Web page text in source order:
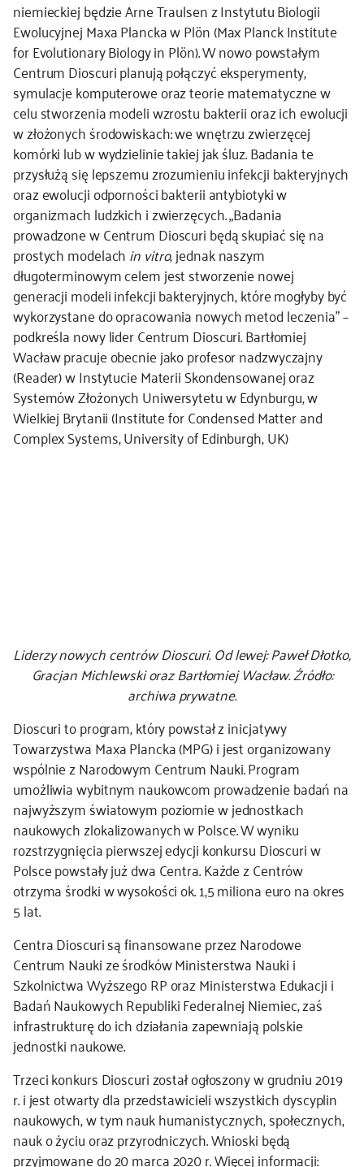
niemieckiej będzie Arne Traulsen z Instytutu Biologii
Ewolucyjnej Maxa Plancka w Plön (Max Planck Institute
for Evolutionary Biology in Plön). W nowo powstałym
Centrum Dioscuri planują połączyć eksperymenty,
symulacje komputerowe oraz teorie matematyczne w
celu stworzenia modeli wzrostu bakterii oraz ich ewolucji
w złożonych środowiskach: we wnętrzu zwierzęcej
komórki lub w wydzielinie takiej jak śluz. Badania te
przysłużą się lepszemu zrozumieniu infekcji bakteryjnych
oraz ewolucji odporności bakterii antybiotyki w
organizmach ludzkich i zwierzęcych. „Badania
prowadzone w Centrum Dioscuri będą skupiać się na
prostych modelachin vitro, jednak naszym
długoterminowym celem jest stworzenie nowej
generacji modeli infekcji bakteryjnych, które mogłyby być
wykorzystane do opracowania nowych metod leczenia” –
podkreśla nowy lider Centrum Dioscuri. Bartłomiej
Wacław pracuje obecnie jako profesor nadzwyczajny
(Reader) w Instytucie Materii Skondensowanej oraz
Systemów Złożonych Uniwersytetu w Edynburgu, w
Wielkiej Brytanii (Institute for Condensed Matter and
Complex Systems, University of Edinburgh, UK)
Liderzy nowych centrów Dioscuri. Od lewej: Paweł Dłotko,
Gracjan Michlewski oraz Bartłomiej Wacław. Źródło:
archiwa prywatne.
Dioscuri to program, który powstał z inicjatywy
Towarzystwa Maxa Plancka (MPG) i jest organizowany
wspólnie z Narodowym Centrum Nauki. Program
umożliwia wybitnym naukowcom prowadzenie badań na
najwyższym światowym poziomie w jednostkach
naukowych zlokalizowanych w Polsce. W wyniku
rozstrzygnięcia pierwszej edycji konkursu Dioscuri w
Polsce powstały już dwa Centra. Każde z Centrów
otrzyma środki w wysokości ok. 1,5 miliona euro na okres
5 lat.
Centra Dioscuri są finansowane przez Narodowe
Centrum Nauki ze środków Ministerstwa Nauki i
Szkolnictwa Wyższego RP oraz Ministerstwa Edukacji i
Badań Naukowych Republiki Federalnej Niemiec, zaś
infrastrukturę do ich działania zapewniają polskie
jednostki naukowe.
Trzeci konkurs Dioscuri został ogłoszony w grudniu 2019
r. i jest otwarty dla przedstawicieli wszystkich dyscyplin
naukowych, w tym nauk humanistycznych, społecznych,
nauk o życiu oraz przyrodniczych. Wnioski będą
przyjmowane do 20 marca 2020 r. Więcej informacji: